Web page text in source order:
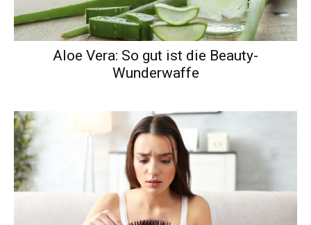
Aloe Vera: So gut ist die Beauty-
Wunderwaffe